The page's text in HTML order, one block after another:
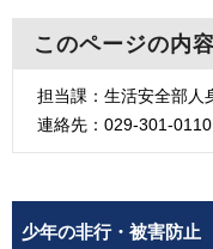
このページの内
担当課：生活安全部人
連絡先：029-301-0110
少年の非行・被害防止